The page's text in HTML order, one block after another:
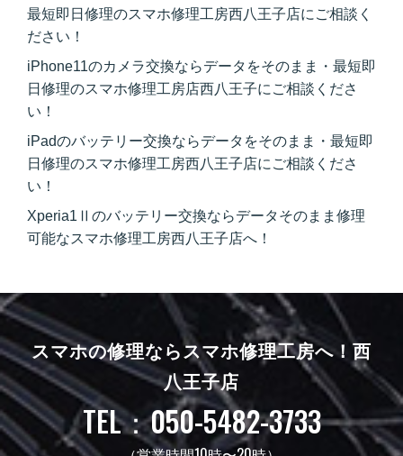
最短即日修理のスマホ修理工房西八王子店にご相談く
ださい！
iPhone11のカメラ交換ならデータをそのまま・最短即
日修理のスマホ修理工房店西八王子にご相談くださ
い！
iPadのバッテリー交換ならデータをそのまま・最短即
日修理のスマホ修理工房西八王子店にご相談くださ
い！
Xperia1Ⅱのバッテリー交換ならデータそのまま修理
可能なスマホ修理工房西八王子店へ！
スマホの修理ならスマホ修理工房へ！ 西
八王子店
TEL：050-5482-3733